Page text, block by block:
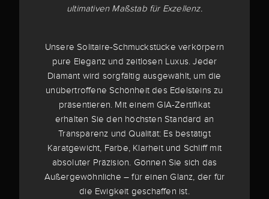
ultimativen Maßstab für Exzellenz.
Unsere Solitaire-Schmuckstücke verkörpern
pure Eleganz und zeitlosen Luxus. Jeder
Diamant wird sorgfältig ausgewählt, um die
unübertroffene Schönheit des Edelsteins zu
präsentieren. Mit einem GIA-Zertifikat
erhalten Sie den höchsten Standard an
Transparenz und Qualität: Es bestätigt
Karatgewicht, Farbe, Klarheit und Schliff mit
absoluter Präzision. Gönnen Sie sich das
Außergewöhnliche – für einen Glanz, der für
die Ewigkeit geschaffen ist.